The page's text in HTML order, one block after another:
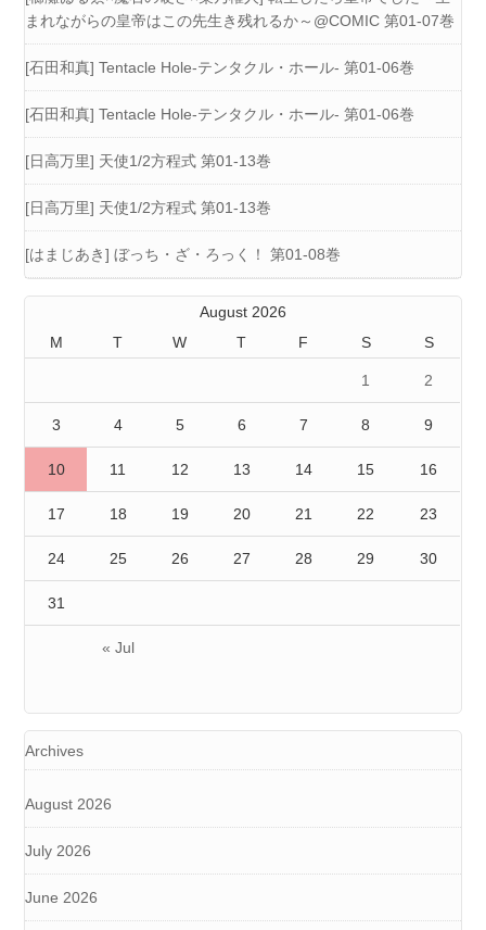
まれながらの皇帝はこの先生き残れるか～@COMIC 第01-07巻
[石田和真] Tentacle Hole-テンタクル・ホール- 第01-06巻
[石田和真] Tentacle Hole-テンタクル・ホール- 第01-06巻
[日高万里] 天使1/2方程式 第01-13巻
[日高万里] 天使1/2方程式 第01-13巻
[はまじあき] ぼっち・ざ・ろっく！ 第01-08巻
August 2026
M
T W T F S S
« Jul
1 2
3 4 5 6 7 8 9
10 11 12 13 14 15 16
17 18 19 20 21 22 23
24 25 26 27 28 29 30
31
Archives
August 2026
July 2026
June 2026